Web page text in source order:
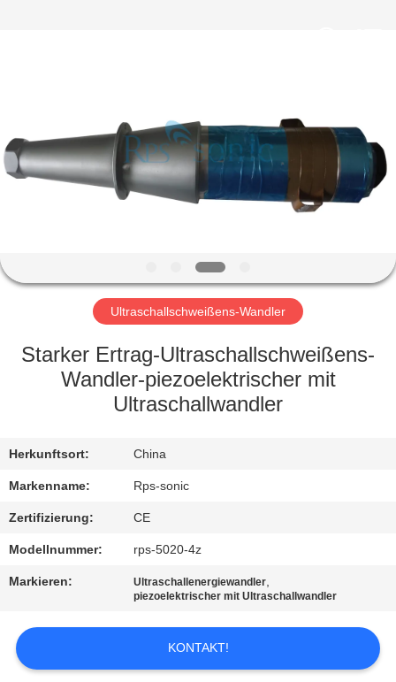
PRODUKTE
FABRIK-
AUSFLUG
QUALITÄTSKONTROLLE
SIE
MIT
UNS
IN
VERBINDUNG
NACHRICHTEN
Ultraschallschweißens-Wandler
Starker Ertrag-Ultraschallschweißens-
Wandler-piezoelektrischer mit
Ultraschallwandler
Herkunftsort: China
Markenname: Rps-sonic
Zertifizierung: CE
Modellnummer: rps-5020-4z
Markieren: Ultraschallenergiewandler,
piezoelektrischer mit Ultraschallwandler
KONTAKT!